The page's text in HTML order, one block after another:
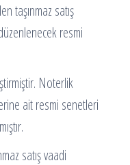
taşınmaz satış
resmi
Noterlik
ait resmi senetleri
satış vaadi